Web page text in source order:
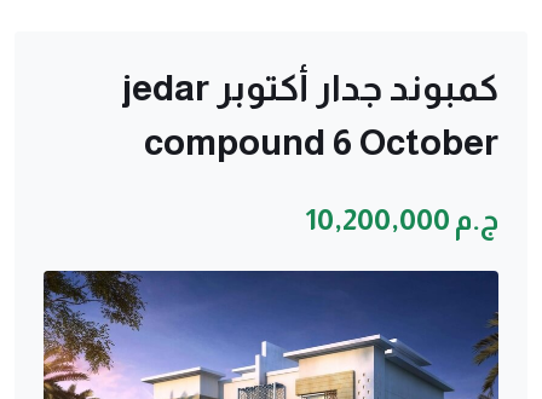
كمبوند جدار أكتوبر jedar
compound 6 October
ج.م 10,200,000